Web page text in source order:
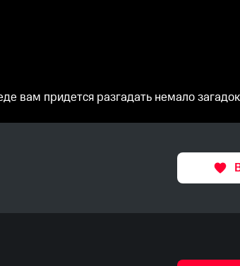
придется разгадать немало загадок